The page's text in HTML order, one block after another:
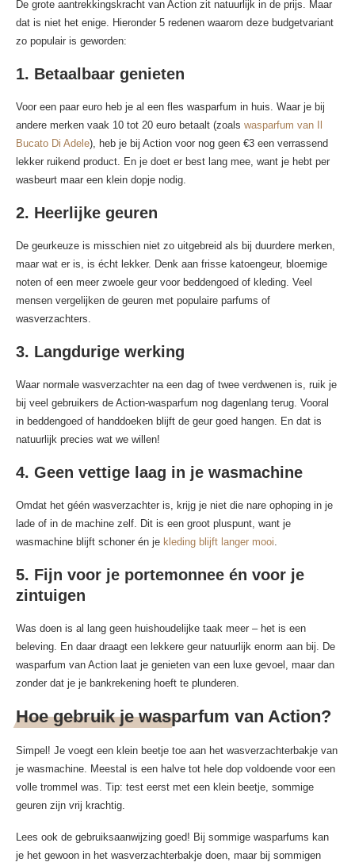
De grote aantrekkingskracht van Action zit natuurlijk in de prijs. Maar
dat is niet het enige. Hieronder 5 redenen waarom deze budgetvariant
zo populair is geworden:
1. Betaalbaar genieten
Voor een paar euro heb je al een fles wasparfum in huis. Waar je bij
andere merken vaak 10 tot 20 euro betaalt (zoals wasparfum van Il
Bucato Di Adele), heb je bij Action voor nog geen €3 een verrassend
lekker ruikend product. En je doet er best lang mee, want je hebt per
wasbeurt maar een klein dopje nodig.
2. Heerlijke geuren
De geurkeuze is misschien niet zo uitgebreid als bij duurdere merken,
maar wat er is, is écht lekker. Denk aan frisse katoengeur, bloemige
noten of een meer zwoele geur voor beddengoed of kleding. Veel
mensen vergelijken de geuren met populaire parfums of
wasverzachters.
3. Langdurige werking
Waar normale wasverzachter na een dag of twee verdwenen is, ruik je
bij veel gebruikers de Action-wasparfum nog dagenlang terug. Vooral
in beddengoed of handdoeken blijft de geur goed hangen. En dat is
natuurlijk precies wat we willen!
4. Geen vettige laag in je wasmachine
Omdat het géén wasverzachter is, krijg je niet die nare ophoping in je
lade of in de machine zelf. Dit is een groot pluspunt, want je
wasmachine blijft schoner én je kleding blijft langer mooi
5. Fijn voor je portemonnee én voor je
zintuigen
Was doen is al lang geen huishoudelijke taak meer – het is een
beleving. En daar draagt een lekkere geur natuurlijk enorm aan bij. De
wasparfum van Action laat je genieten van een luxe gevoel, maar dan
zonder dat je je bankrekening hoeft te plunderen.
Hoe gebruik je wasparfum van Action?
Simpel! Je voegt een klein beetje toe aan het wasverzachterbakje van
je wasmachine. Meestal is een halve tot hele dop voldoende voor een
volle trommel was. Tip: test eerst met een klein beetje, sommige
geuren zijn vrij krachtig.
Lees ook de gebruiksaanwijzing goed! Bij sommige wasparfums kan
je het gewoon in het wasverzachterbakje doen, maar bij sommigen